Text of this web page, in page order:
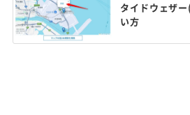
タイドウェザ
い方